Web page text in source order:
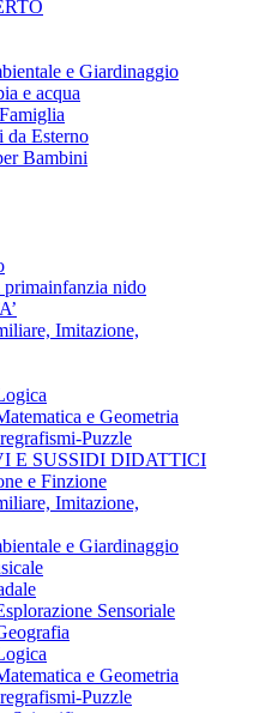
e Giardinaggio
e acqua
da Esterno
Bambini
nido
Imitazione,
e Geometria
Puzzle
E SUSSIDI DIDATTICI
e Finzione
Imitazione,
e Giardinaggio
Sensoriale
e Geometria
Puzzle